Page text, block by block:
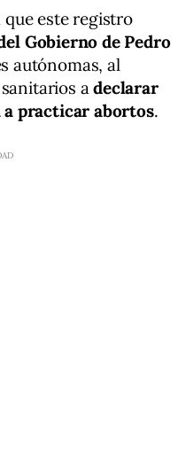
este registro
Gobierno de Pedro
autónomas, al
adeclarar
practicar abortos.